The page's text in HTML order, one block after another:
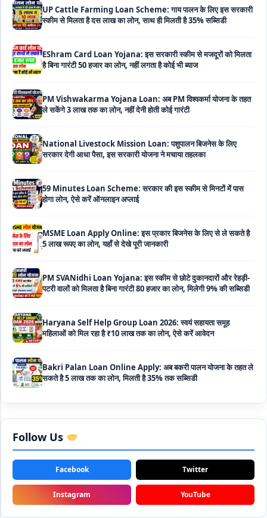
EShram Card Loan Yojana: इस सरकारी स्कीम से मजदूरों को मिलता
है बिना गारंटी 50 हजार का लोन, नहीं लगता है कोई भी ब्याज
PM Vishwakarma Yojana Loan: अब PM विश्वकर्मा योजना के तहत
ले सकेंगे 3 लाख तक का लोन, नहीं देनी होती कोई गारंटी
National Livestock Mission Loan: पशुपालन बिजनेस के लिए
सरकार देगी आधा पैसा, इस सरकारी योजना ने मचाया तहलका
59 Minutes Loan Scheme: सरकार की इस स्कीम से मिनटों में पास
होगा लोन, ऐसे करें ऑनलाइन अप्लाई
MSME Loan Apply Online: इस प्रकार बिजनेस के लिए से ले सकते है
5 लाख रूपए का लोन, यहाँ से देखे पूरी जानकारी
PM SVANidhi Loan Yojana: इस स्कीम से छोटे दुकानदारों और रेहड़ी-
पटरी वालों को मिलता है बिना गारंटी 80 हजार का लोन, मिलेगी 9% की सब्सिडी
Haryana Self Help Group Loan 2026: स्वयं सहायता समूह
महिलाओं को मिल रहा है ₹10 लाख तक का लोन, ऐसे करें आवेदन
Bakri Palan Loan Online Apply: अब बकरी पालन योजना के तहत ले
सकते है 5 लाख तक का लोन, मिलती है 35% तक सब्सिडी
SBI Animal Husbandry Loan Scheme: SBI पशुपालन लोन
योजना के फॉर्म फिर से हुए शुरू, बिना गारंटी मिलता है 1 लाख से लेकर 10 लाख
Mahila Samriddhi Loan Yojana: महिला समृद्धि योजना के तहत
महिलाओ को मिलता है पुरे 1 लाख का लोन, कम ब्याज के साथ तगड़ी सब्सिडी
NHFDC E-Rickshaw Loan Scheme Apply Online: अब ई-
रिक्शा खरीदने के लिए सकते है 1.5 लाख का सरकारी लोन, मिलेगी 50% तक
सब्सिडी
Rashtriya Gokul Mission Loan Scheme 2026: इस सरकारी
Follow Us
Facebook Twitter
Instagram YouTube